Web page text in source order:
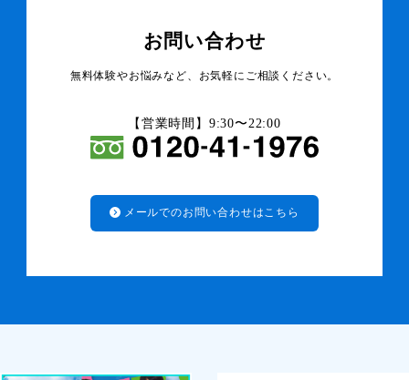
お問い合わせ
無料体験やお悩みなど、お気軽にご相談ください。
【営業時間】9:30〜22:00
メールでのお問い合わせはこちら